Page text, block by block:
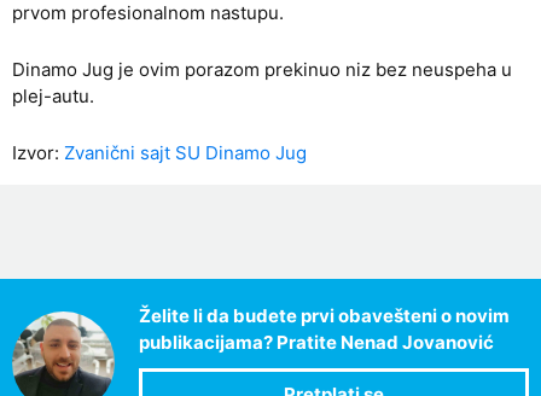
prvom profesionalnom nastupu.
Dinamo Jug je ovim porazom prekinuo niz bez neuspeha u
plej-autu.
Izvor: Zvanični sajt SU Dinamo Jug
Želite li da budete prvi obavešteni o novim
publikacijama? Pratite Nenad Jovanović